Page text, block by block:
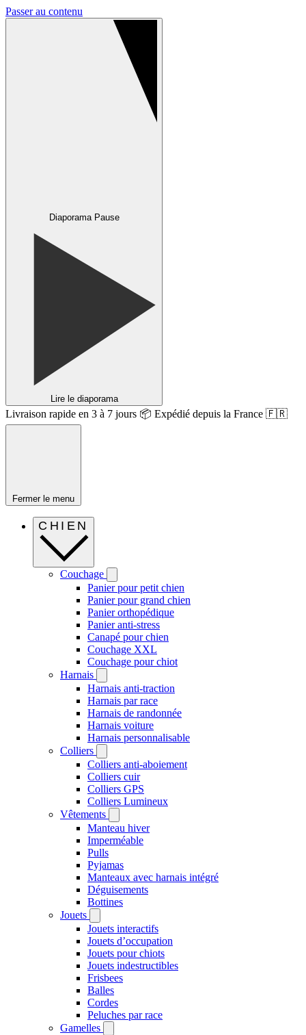
Passer au contenu
Diaporama Pause
Lire le diaporama
Livraison rapide en 3 à 7 jours 📦 Expédié depuis la France 🇫🇷
Fermer le menu
CHIEN
Couchage
Panier pour petit chien
Panier pour grand chien
Panier orthopédique
Panier anti-stress
Canapé pour chien
Couchage XXL
Couchage pour chiot
Harnais
Harnais anti-traction
Harnais par race
Harnais de randonnée
Harnais voiture
Harnais personnalisable
Colliers
Colliers anti-aboiement
Colliers cuir
Colliers GPS
Colliers Lumineux
Vêtements
Manteau hiver
Imperméable
Pulls
Pyjamas
Manteaux avec harnais intégré
Déguisements
Bottines
Jouets
Jouets interactifs
Jouets d’occupation
Jouets pour chiots
Jouets indestructibles
Frisbees
Balles
Cordes
Peluches par race
Gamelles